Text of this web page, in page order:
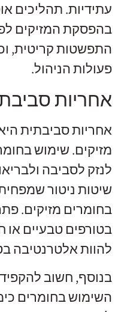
עתידיות. תהליכים
בהפסקת המזיקים
התפשטות קריטית,
פעולות הניהול.
אחריות
אחריות סביבתית
מזיקים. שימוש
לנזק לסביבה
שיטות ניטור
בחומרים מזיקים.
בטורפים טבעיים או
להוות אלטרנטיבה
בנוסף, חשוב
השימוש בחומרים